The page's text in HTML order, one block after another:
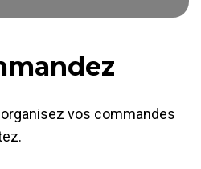
vos commandes